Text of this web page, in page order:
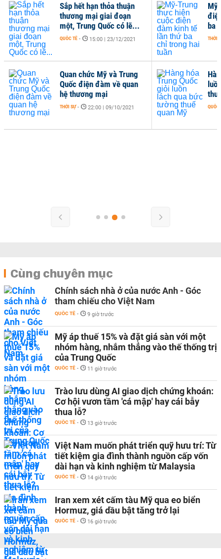
QUỐC
Sắp hết hạn thỏa thuận
thương mại giai đoạn
một, Trung Quốc có lẽ...
QUỐC TẾ - 15:00 | 23/12/2021
Quan chức Mỹ và Trung
Quốc điện đàm về quan
hệ thương mại
THỜI SỰ - 22:00 | 09/10/2021
ba
THỜI
Cùng chuyên mục
Chính sách nhà ở của nước Anh - Góc
tham chiếu cho Việt Nam
QUỐC TẾ - 9 giờ trước
Mỹ áp thuế 15% và đặt giá sàn với một
nhóm hàng, nhắm thẳng vào thế thống trị
của Trung Quốc
QUỐC TẾ - 11 giờ trước
Trào lưu dùng AI giao dịch chứng khoán:
Cơ hội vươn tầm 'cá mập' hay cái bẫy
thua lỗ?
QUỐC TẾ - 13 giờ trước
Việt Nam muốn phát triển quỹ hưu trí: Từ
tiết kiệm gia đình thành nguồn cấp vốn
dài hạn và kinh nghiệm từ Malaysia
QUỐC TẾ - 14 giờ trước
Iran xem xét cấm tàu Mỹ qua eo biển
Hormuz, giá dầu bật tăng trở lại
QUỐC TẾ - 16 giờ trước